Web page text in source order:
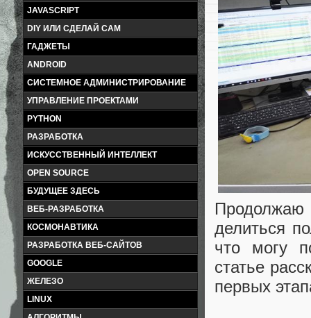
JAVASCRIPT
DIY ИЛИ СДЕЛАЙ САМ
ГАДЖЕТЫ
ANDROID
СИСТЕМНОЕ АДМИНИСТРИРОВАНИЕ
УПРАВЛЕНИЕ ПРОЕКТАМИ
PYTHON
РАЗРАБОТКА
ИСКУССТВЕННЫЙ ИНТЕЛЛЕКТ
OPEN SOURCE
БУДУЩЕЕ ЗДЕСЬ
ВЕБ-РАЗРАБОТКА
КОСМОНАВТИКА
РАЗРАБОТКА ВЕБ-САЙТОВ
GOOGLE
ЖЕЛЕЗО
LINUX
делиться
что могу
статье
первых